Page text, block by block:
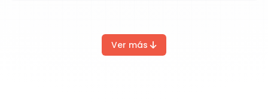
Ver más